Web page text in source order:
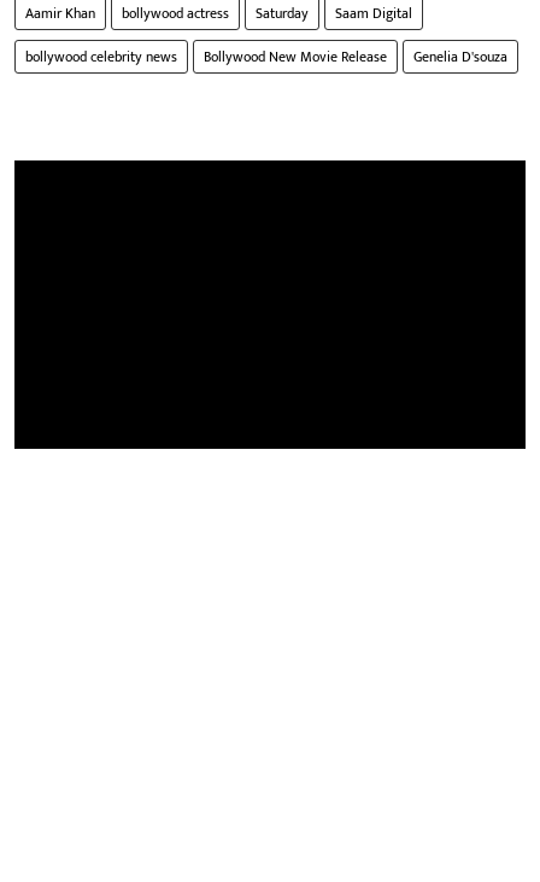
Aamir Khan
bollywood actress Saturday
Saam Digital
bollywood celebrity news
Bollywood New Movie Release Genelia D'souza